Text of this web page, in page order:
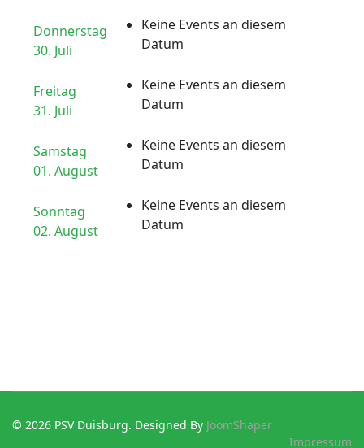
Donnerstag
30. Juli
Keine Events an diesem
Datum
Freitag
31. Juli
Keine Events an diesem
Datum
Samstag
01. August
Keine Events an diesem
Datum
Sonntag
02. August
Keine Events an diesem
Datum
© 2026 PSV Duisburg. Designed By JoomShaper
Impressum